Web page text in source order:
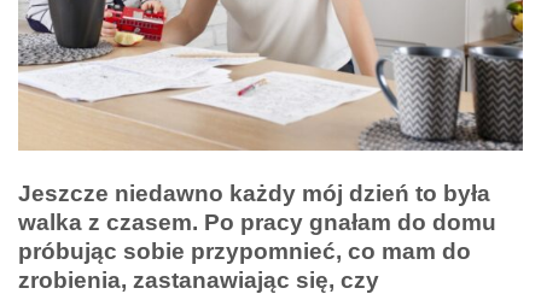
Jeszcze niedawno każdy mój dzień to była
walka z czasem. Po pracy gnałam do domu
próbując sobie przypomnieć, co mam do
zrobienia, zastanawiając się, czy